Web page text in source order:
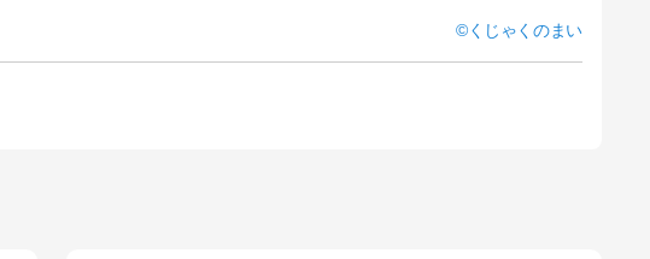
くじゃくのまい